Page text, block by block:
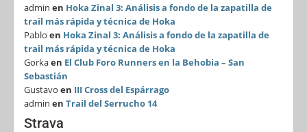
admin en Hoka Zinal 3: Análisis a fondo de la zapatilla de
trail más rápida y técnica de Hoka
Pablo en Hoka Zinal 3: Análisis a fondo de la zapatilla de
trail más rápida y técnica de Hoka
Gorkaen El Club Foro Runners en la Behobia – San
Sebastián
Gustavo en III Cross del Espárrago
admin en Trail del Serrucho 14
Strava